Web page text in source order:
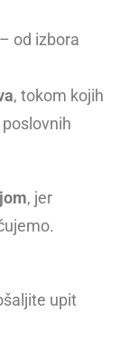
od izbora
, tokom kojih
, jer
upit